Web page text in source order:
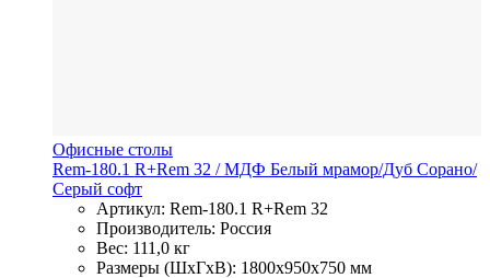
Офисные столы
Rem-180.1 R+Rem 32 / МДФ Белый мрамор/Дуб Сорано/
Серый софт
Артикул: Rem-180.1 R+Rem 32
Производитель: Россия
Вес: 111,0 кг
Размеры (ШхГхВ): 1800x950x750 мм